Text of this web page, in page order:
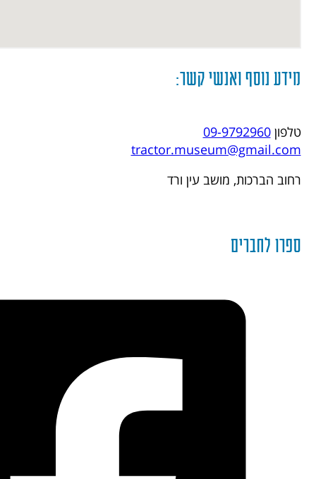
מידע נוסף ואנשי קשר:
טלפון09-9792960
tractor.museum@gmail.com
רחוב הברכות, מושב עין ורד
ספרו לחברים